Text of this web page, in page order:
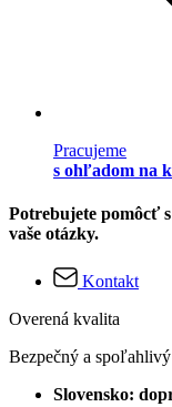
Pracujeme
s ohľadom na
Potrebujete pomôcť
vaše otázky.
Kontakt
Overená kvalita
Bezpečný a
Slovensko: